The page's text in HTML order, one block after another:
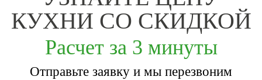
КУХНИ СО СКИДКОЙ
Расчет за 3 минуты
Отправьте заявку и мы перезвоним